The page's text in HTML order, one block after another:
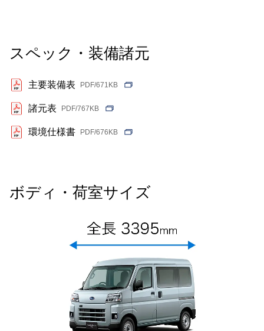
スペック・装備諸元
主要装備表 PDF/671KB
諸元表 PDF/767KB
環境仕様書 PDF/676KB
ボディ・荷室サイズ